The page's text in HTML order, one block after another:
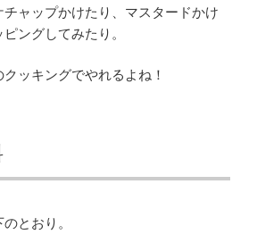
ャップかけたり、マスタードかけ
ングしてみたり。
ッキングでやれるよね！
とおり。